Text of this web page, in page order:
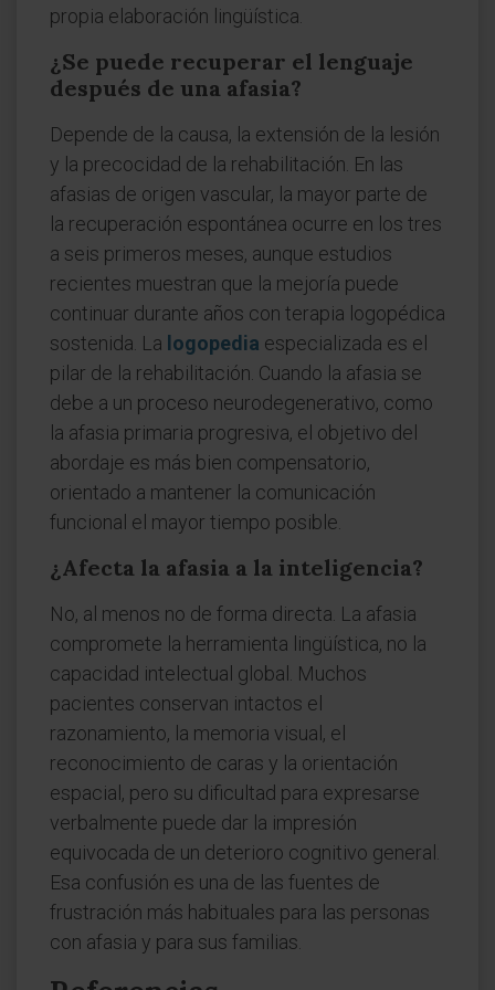
propia elaboración lingüística.
¿Se puede recuperar el lenguaje
después de una afasia?
Depende de la causa, la extensión de la lesión
y la precocidad de la rehabilitación. En las
afasias de origen vascular, la mayor parte de
la recuperación espontánea ocurre en los tres
a seis primeros meses, aunque estudios
recientes muestran que la mejoría puede
continuar durante años con terapia logopédica
sostenida. La logopedia especializada es el
pilar de la rehabilitación. Cuando la afasia se
debe a un proceso neurodegenerativo, como
la afasia primaria progresiva, el objetivo del
abordaje es más bien compensatorio,
orientado a mantener la comunicación
funcional el mayor tiempo posible.
¿Afecta la afasia a la inteligencia?
No, al menos no de forma directa. La afasia
compromete la herramienta lingüística, no la
capacidad intelectual global. Muchos
pacientes conservan intactos el
razonamiento, la memoria visual, el
reconocimiento de caras y la orientación
espacial, pero su dificultad para expresarse
verbalmente puede dar la impresión
equivocada de un deterioro cognitivo general.
Esa confusión es una de las fuentes de
frustración más habituales para las personas
con afasia y para sus familias.